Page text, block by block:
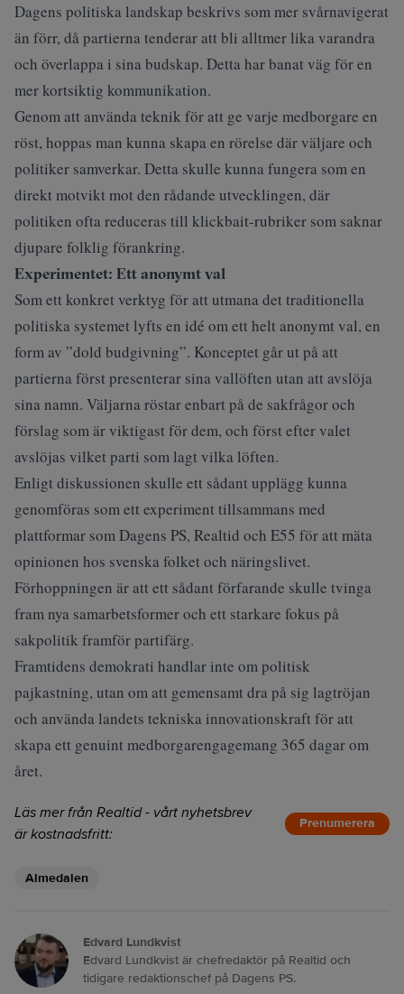
Dagens politiska landskap beskrivs som mer svårnavigerat
än förr, då partierna tenderar att bli alltmer lika varandra
och överlappa i sina budskap. Detta har banat väg för en
mer kortsiktig kommunikation.
Genom att använda teknik för att ge varje medborgare en
röst, hoppas man kunna skapa en rörelse där väljare och
politiker samverkar. Detta skulle kunna fungera som en
direkt motvikt mot den rådande utvecklingen, där
politiken ofta reduceras till klickbait-rubriker som saknar
djupare folklig förankring.
Experimentet: Ett anonymt val
Som ett konkret verktyg för att utmana det traditionella
politiska systemet lyfts en idé om ett helt anonymt val, en
form av ”dold budgivning”. Konceptet går ut på att
partierna först presenterar sina vallöften utan att avslöja
sina namn. Väljarna röstar enbart på de sakfrågor och
förslag som är viktigast för dem, och först efter valet
avslöjas vilket parti som lagt vilka löften.
Enligt diskussionen skulle ett sådant upplägg kunna
genomföras som ett experiment tillsammans med
plattformar som Dagens PS, Realtid och E55 för att mäta
opinionen hos svenska folket och näringslivet.
Förhoppningen är att ett sådant förfarande skulle tvinga
fram nya samarbetsformer och ett starkare fokus på
sakpolitik framför partifärg.
Framtidens demokrati handlar inte om politisk
pajkastning, utan om att gemensamt dra på sig lagtröjan
och använda landets tekniska innovationskraft för att
skapa ett genuint medborgarengagemang 365 dagar om
året.
Läs mer från Realtid - vårt nyhetsbrev
är kostnadsfritt:
Prenumerera
Almedalen
Edvard Lundkvist
Edvard Lundkvist är chefredaktör på Realtid och
tidigare redaktionschef på Dagens PS.